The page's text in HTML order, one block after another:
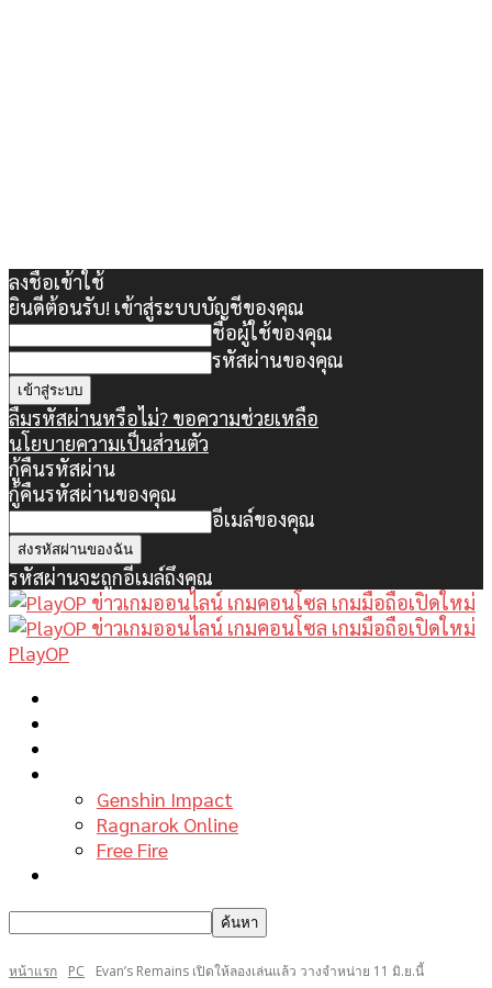
ลงชื่อเข้าใช้
ยินดีต้อนรับ! เข้าสู่ระบบบัญชีของคุณ
ชื่อผู้ใช้ของคุณ
รหัสผ่านของคุณ
ลืมรหัสผ่านหรือไม่? ขอความช่วยเหลือ
นโยบายความเป็นส่วนตัว
กู้คืนรหัสผ่าน
กู้คืนรหัสผ่านของคุณ
อีเมล์ของคุณ
รหัสผ่านจะถูกอีเมล์ถึงคุณ
PlayOP
Genshin Impact
Ragnarok Online
Free Fire
หน้าแรก PC Evan’s Remains เปิดให้ลองเล่นแล้ว วางจำหน่าย 11 มิ.ย.นี้